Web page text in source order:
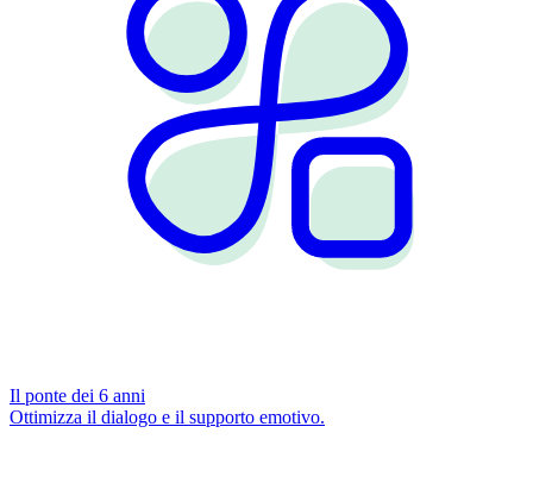
Il ponte dei 6 anni
Ottimizza il dialogo e il supporto emotivo.